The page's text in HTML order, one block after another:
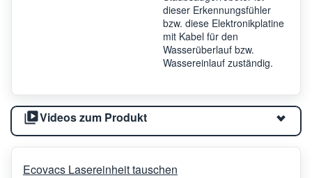
dieser Erkennungsfühler
bzw. diese Elektronikplatine
mit Kabel für den
Wasserüberlauf bzw.
Wassereinlauf zuständig.
Videos zum Produkt
Ecovacs Lasereinheit tauschen